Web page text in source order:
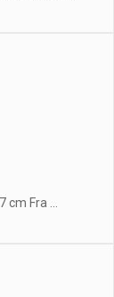
Fra ...